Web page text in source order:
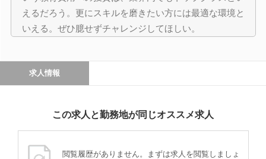
えるだろう。更にスキルを磨きたい方には最適な環境と
いえる。ぜひ臆せずチャレンジしてほしい。
求人情報
この求人と勤務地が同じオススメ求人
閲覧履歴がありません。まずは求人を閲覧しましょ